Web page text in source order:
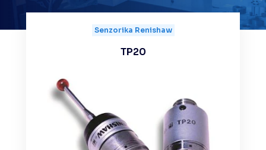
Senzorika Renishaw
TP20